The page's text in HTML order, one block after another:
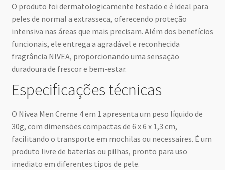
O produto foi dermatologicamente testado e é ideal para
peles de normal a extrasseca, oferecendo proteção
intensiva nas áreas que mais precisam. Além dos benefícios
funcionais, ele entrega a agradável e reconhecida
fragrância NIVEA, proporcionando uma sensação
duradoura de frescor e bem-estar.
Especificações técnicas
O Nivea Men Creme 4 em 1 apresenta um peso líquido de
30g, com dimensões compactas de 6 x 6 x 1,3 cm,
facilitando o transporte em mochilas ou necessaires. É um
produto livre de baterias ou pilhas, pronto para uso
imediato em diferentes tipos de pele.